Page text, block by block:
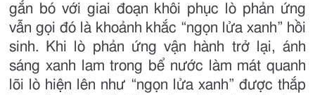
gắn bó với giai đoạn khôi phục lò phản ứng
vẫn gọi đó là khoảnh khắc “ngọn lửa xanh” hồi
sinh. Khi lò phản ứng vận hành trở lại, ánh
sáng xanh lam trong bể nước làm mát quanh
lõi lò hiện lên như “ngọn lửa xanh” được thắp